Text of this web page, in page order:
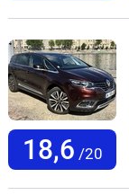
18,6 /20